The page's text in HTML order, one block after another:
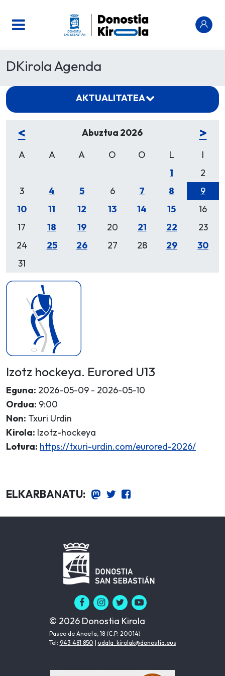
DKirola Agenda
Izotz hockeya. Eurored U13
Eguna: 2026-05-09 - 2026-05-10
Ordua: 9:00
Non: Txuri Urdin
Kirola: Izotz-hockeya
Lotura: https://txuri-urdin.com/eurored-2026/
ELKARBANATU:
AKTUALITATEA
< Abuztua 2026 >
A A A O O L
I
1
2
3
4 5 6 7 8
9
10
11 12 13 14 15
16
17
18 19 20 21 22
23
24
25 26 27 28 29
30
31
© 2026 Donostia Kirola
Paseo de Anoeta, 18 (C.P. 20014)
Tel: 943 481 850 | udala_kirolak@donostia.eus